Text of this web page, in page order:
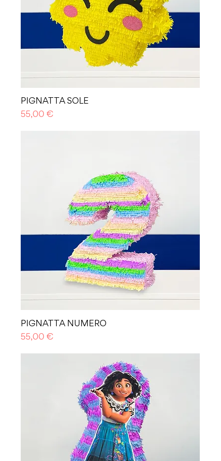
PIGNATTA SOLE
Prezzo
55,00 €
PIGNATTA NUMERO
Prezzo
55,00 €